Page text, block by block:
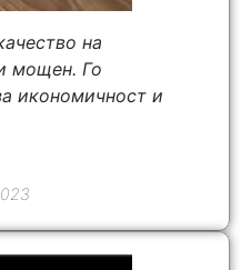
на
мощен. Го
икономичност и